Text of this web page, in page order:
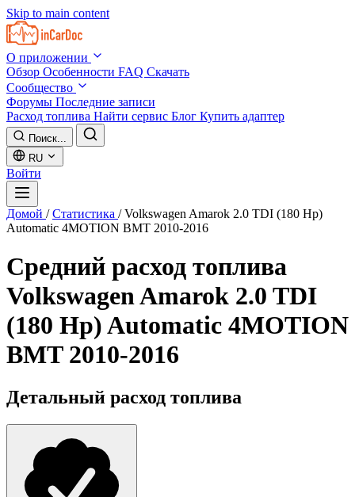
Skip to main content
О приложении
Обзор Особенности FAQ Скачать
Сообщество
Форумы Последние записи
Расход топлива Найти сервис Блог Купить адаптер
Поиск...
RU
Войти
Домой / Статистика / Volkswagen Amarok 2.0 TDI (180 Hp)
Automatic 4MOTION BMT 2010-2016
Средний расход топлива
Volkswagen Amarok 2.0 TDI
(180 Hp) Automatic 4MOTION
BMT 2010-2016
Детальный расход топлива